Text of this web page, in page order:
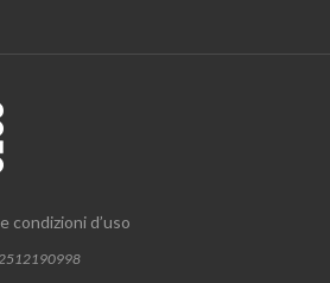
condizioni d’uso